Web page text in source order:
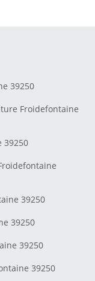
39250
Froidefontaine
39250
39250
39250
39250
39250